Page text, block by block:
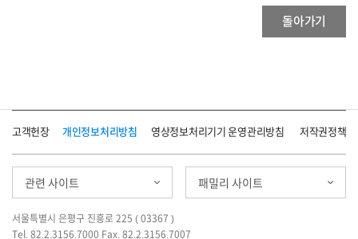
돌아가기
고객헌장 개인정보처리방침 영상정보처리기기 운영관리방침 저작권정책
관련 사이트 패밀리 사이트
서울특별시 은평구 진흥로 225 ( 03367 )
Tel. 82.2.3156.7000 Fax. 82.2.3156.7007